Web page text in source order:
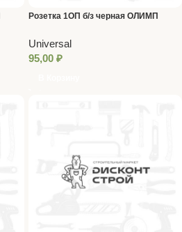
Розетка 1ОП б/з черная ОЛИМП
Universal
95,00 ₽